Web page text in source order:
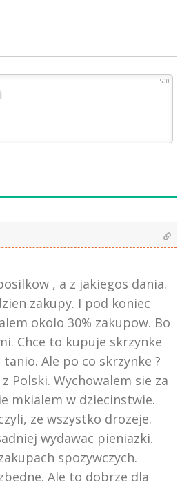
500
, a z jakiegos dania.
zakupy. I pod koniec
okolo 30% zakupow. Bo
Chce to kupuje skrzynke
Ale po co skrzynke ?
Polski. Wychowalem sie za
mkialem w dziecinstwie.
ze wszystko drozeje.
wydawac pieniazki.
spozywczych.
Ale to dobrze dla